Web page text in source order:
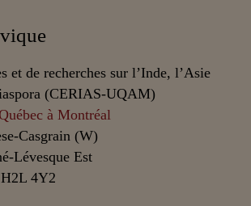
et de recherches sur l’Inde, l’Asie
(CERIAS-UQAM)
à Montréal
Casgrain (W)
Lévesque Est
4Y2